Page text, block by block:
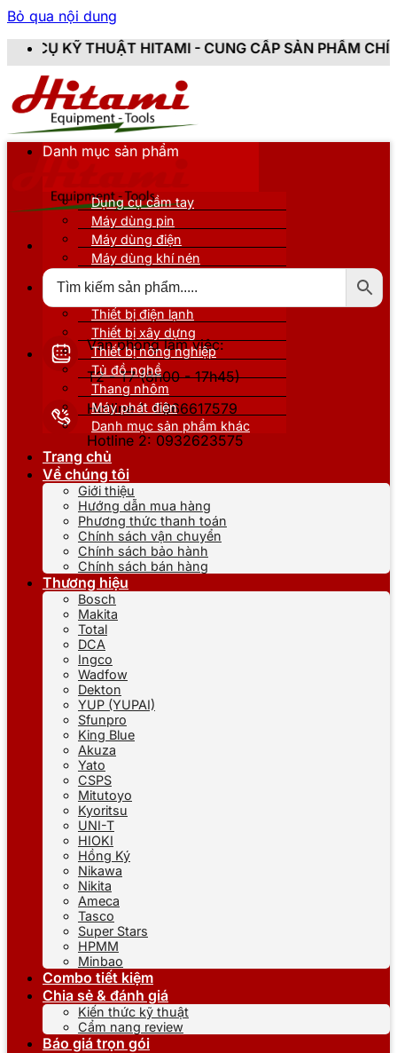
Bỏ qua nội dung
- CUNG CẤP SẢN PHẨM CHÍNH HÃNG, MỚI
Văn phòng làm việc:
T2 - T7 (8h00 - 17h45)
Hotline 1: 0866617579
Hotline 2: 0932623575
Danh mục sản phẩm
Dụng cụ cầm tay
Máy dùng pin
Máy dùng điện
Máy dùng khí nén
Thiết bị nâng đỡ
Thiết bị điện lạnh
Thiết bị xây dựng
Thiết bị nông nghiệp
Tủ đồ nghề
Thang nhôm
Máy phát điện
Danh mục sản phẩm khác
Trang chủ
Về chúng tôi
Giới thiệu
Hướng dẫn mua hàng
Phương thức thanh toán
Chính sách vận chuyển
Chính sách bảo hành
Chính sách bán hàng
Thương hiệu
Bosch
Makita
Total
DCA
Ingco
Wadfow
Dekton
YUP (YUPAI)
Sfunpro
King Blue
Akuza
Yato
CSPS
Mitutoyo
Kyoritsu
UNI-T
HIOKI
Hồng Ký
Nikawa
Nikita
Ameca
Tasco
Super Stars
HPMM
Minbao
Combo tiết kiệm
Chia sẻ & đánh giá
Kiến thức kỹ thuật
Cẩm nang review
Báo giá trọn gói